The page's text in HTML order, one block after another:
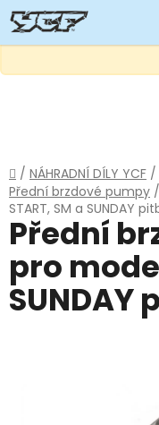
Domů
/ NÁHRADNÍ DÍLY YCF /
Přední brzdové pumpy /
START, SM a SUNDAY
Přední
pro
SUNDAY